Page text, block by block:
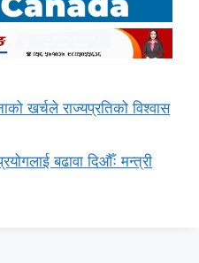
खर्चले राज्यप्रतिको विश्वास
बढावा दिऔँः मन्त्री